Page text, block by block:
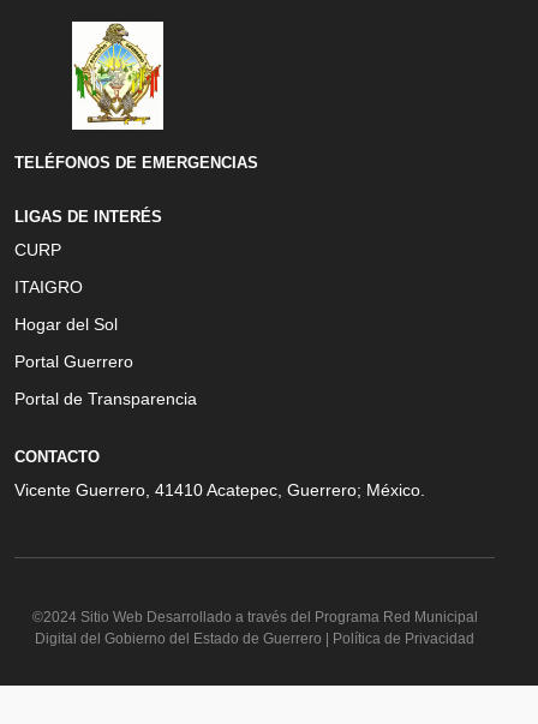
TELÉFONOS DE EMERGENCIAS
LIGAS DE INTERÉS
CURP
ITAIGRO
Hogar del Sol
Portal Guerrero
Portal de Transparencia
CONTACTO
Vicente Guerrero, 41410 Acatepec, Guerrero; México.
©2024 Sitio Web Desarrollado a través del Programa Red Municipal
Digital del Gobierno del Estado de Guerrero | Política de Privacidad